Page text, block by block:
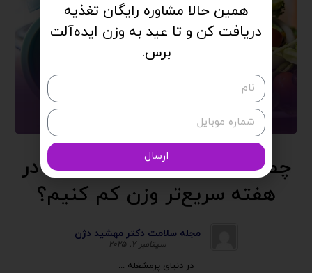
چطور فقط با سه روز فستینگ در
هفته سریع‌تر وزن کم کنیم؟
مجله سلامت دکتر مهشید دژن
سپتامبر ۷, ۲۰۲۵
در دنیای پرمشغله ...
همین حالا مشاوره رایگان تغذیه
دریافت کن و تا عید به وزن ایده‌آلت
برس.
ارسال